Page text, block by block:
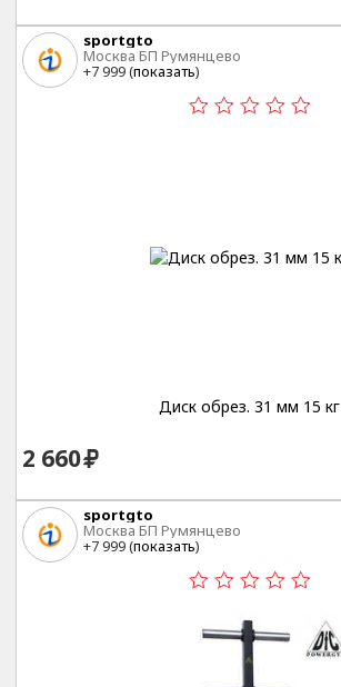
sportgto
Москва БП Румянцево
+7 999 (показать)
Диск обрез. 31 мм 15 кг
2 660
sportgto
Москва БП Румянцево
+7 999 (показать)